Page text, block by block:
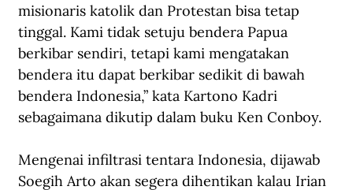
misionaris katolik dan Protestan bisa tetap
tinggal. Kami tidak setuju bendera Papua
berkibar sendiri, tetapi kami mengatakan
bendera itu dapat berkibar sedikit di bawah
bendera Indonesia,” kata Kartono Kadri
sebagaimana dikutip dalam buku Ken Conboy.
Mengenai infiltrasi tentara Indonesia, dijawab
Soegih Arto akan segera dihentikan kalau Irian